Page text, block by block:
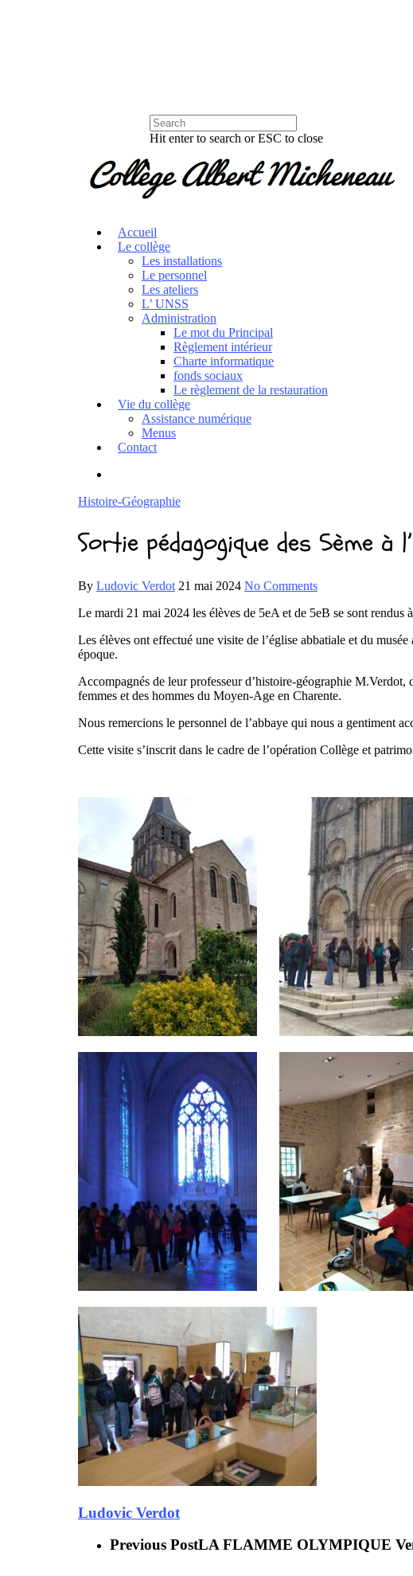
Hit enter to search or ESC to close
Accueil
Le collège
Les installations
Le personnel
Les ateliers
L’ UNSS
Administration
Le mot du Principal
Règlement intérieur
Charte informatique
fonds sociaux
Le règlement de la restauration
Vie du collège
Assistance numérique
Menus
Contact
Histoire-Géographie
Sortie pédagogique des 5ème à
By Ludovic Verdot 21 mai 2024 No Comments
Le mardi 21 mai 2024 les élèves de 5eA et de 5eB se sont
Les élèves ont effectué une visite de l’église abbatiale et du
époque.
Accompagnés de leur professeur d’histoire-géographie
femmes et des hommes du Moyen-Age en Charente.
Nous remercions le personnel de l’abbaye qui nous a gentiment
Cette visite s’inscrit dans le cadre de l’opération Collège et
Ludovic Verdot
Previous PostLA FLAMME OLYMPIQUE